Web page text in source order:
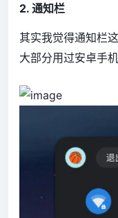
2. 通知栏
其实我觉得通知栏
大部分用过安卓手